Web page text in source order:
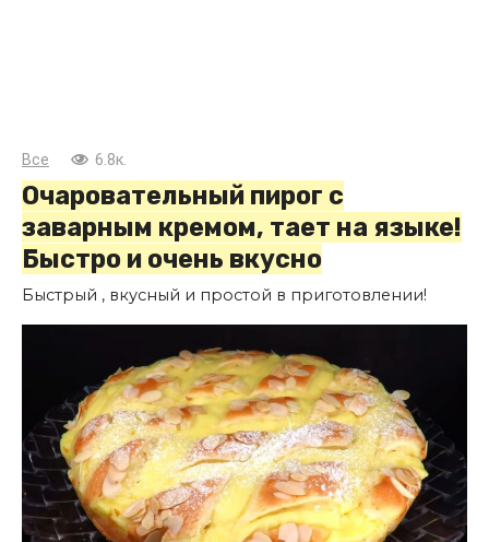
Все 6.8к.
Очаровательный пирог с
заварным кремом, тает на языке!
Быстро и очень вкусно
Быстрый , вкусный и простой в приготовлении!